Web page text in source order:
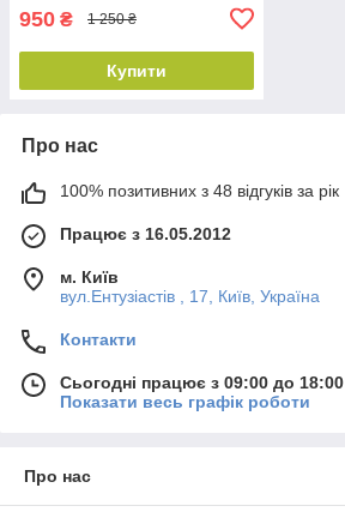
950 ₴ 1 250 ₴
Купити
Про нас
100% позитивних з 48 відгуків за рік
Працює з 16.05.2012
м. Київ
вул.Ентузіастів , 17, Київ, Україна
Контакти
Сьогодні працює з 09:00 до 18:00
Показати весь графік роботи
Про нас